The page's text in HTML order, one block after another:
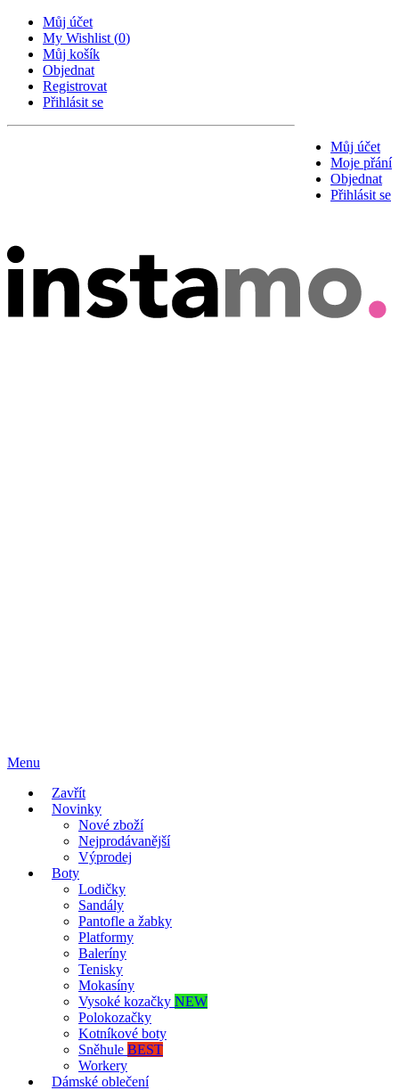
Můj účet
My Wishlist (0)
Můj košík
Objednat
Registrovat
Přihlásit se
Můj účet
Moje přání
Objednat
Přihlásit se
Menu
Zavřít
Novinky
Nové zboží
Nejprodávanější
Výprodej
Boty
Lodičky
Sandály
Pantofle a žabky
Platformy
Baleríny
Tenisky
Mokasíny
Vysoké kozačky NEW
Polokozačky
Kotníkové boty
Sněhule BEST
Workery
Dámské oblečení